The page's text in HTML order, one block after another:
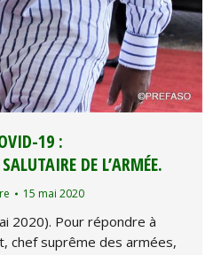
19 :
DE L’ARMÉE.
15 mai 2020
2020). Pour répondre à
chef suprême des armées,